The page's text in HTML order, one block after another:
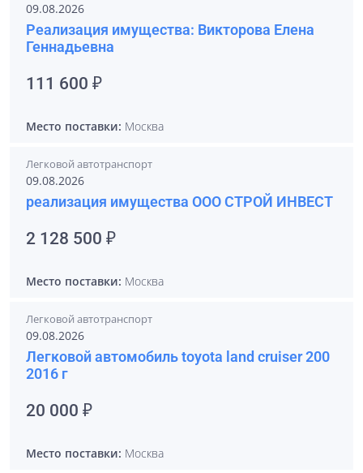
09.08.2026
Реализация имущества: Викторова Елена
Геннадьевна
111 600 ₽
Место поставки: Москва
Легковой автотранспорт
09.08.2026
реализация имущества ООО СТРОЙ ИНВЕСТ
2 128 500 ₽
Место поставки: Москва
Легковой автотранспорт
09.08.2026
Легковой автомобиль toyota land cruiser 200
2016 г
20 000 ₽
Место поставки: Москва